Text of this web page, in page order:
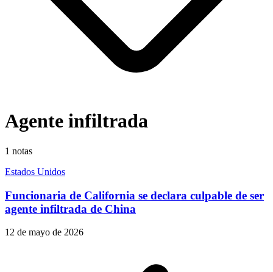
Agente infiltrada
1 notas
Estados Unidos
Funcionaria de California se declara culpable de ser
agente infiltrada de China
12 de mayo de 2026